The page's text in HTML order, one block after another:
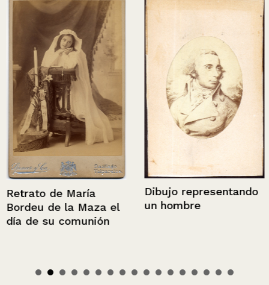
Retrato de María
Bordeu de la Maza el
día de su comunión
Dibujo representando
un hombre